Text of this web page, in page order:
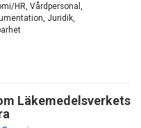
HR, Vårdpersonal,
Juridik,
Läkemedelsverkets